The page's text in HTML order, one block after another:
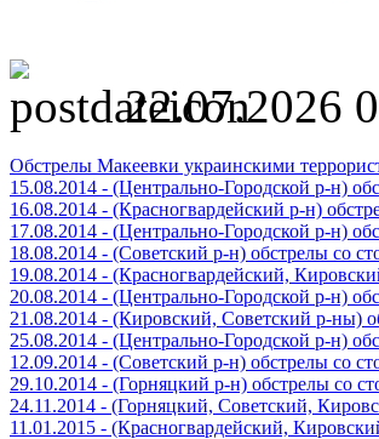
22.07.2026
Обстрелы Макеевки украинскими
15.08.2014 - (Центрально-Городской р-н)
16.08.2014 - (Красногвардейский р-н)
17.08.2014 - (Центрально-Городской р-н)
18.08.2014 - (Советский р-н) обстрелы со
19.08.2014 - (Красногвардейский,
20.08.2014 - (Центрально-Городской р-н)
21.08.2014 - (Кировский, Советский р-ны)
25.08.2014 - (Центрально-Городской р-н)
12.09.2014 - (Советский р-н) обстрелы со
29.10.2014 - (Горняцкий р-н) обстрелы со
24.11.2014 - (Горняцкий, Советский,
11.01.2015 - (Красногвардейский,